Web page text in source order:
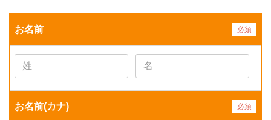
お名前 必須
お名前(カナ) 必須